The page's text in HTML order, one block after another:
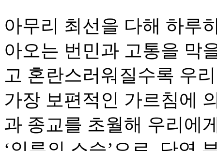
아무리 최선을 다해 하루
아오는 번민과 고통을 막
고 혼란스러워질수록 우
가장 보편적인 가르침에
과 종교를 초월해 우리에